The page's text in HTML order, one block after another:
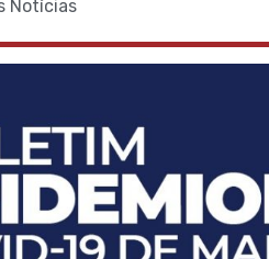
Notícias